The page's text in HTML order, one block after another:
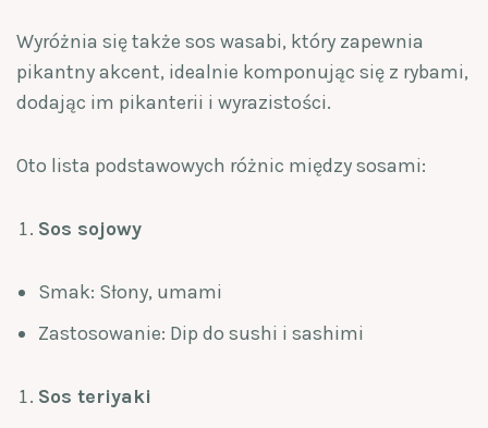
Wyróżnia się także sos wasabi, który zapewnia
pikantny akcent, idealnie komponując się z rybami,
dodając im pikanterii i wyrazistości.
Oto lista podstawowych różnic między sosami:
Sos sojowy
Smak: Słony, umami
Zastosowanie: Dip do sushi i sashimi
Sos teriyaki